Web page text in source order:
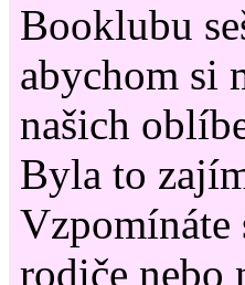
Booklubu
abychom si
našich
Byla to
rodiče nebo